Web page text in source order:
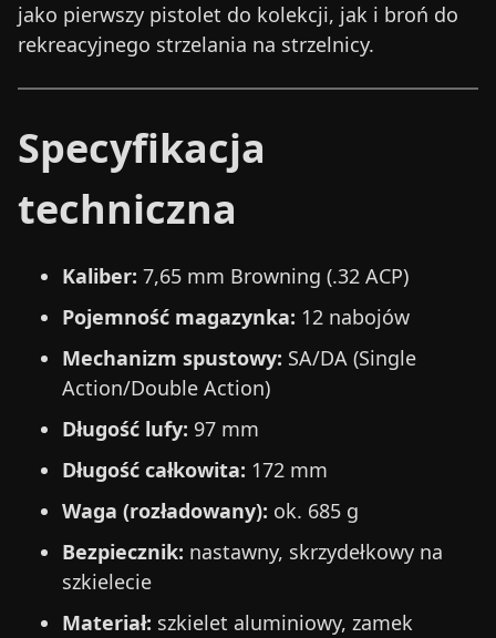
jako pierwszy pistolet do kolekcji, jak i broń do
rekreacyjnego strzelania na strzelnicy.
Specyfikacja
techniczna
Kaliber: 7,65 mm Browning (.32 ACP)
Pojemność magazynka: 12 nabojów
Mechanizm spustowy: SA/DA (Single
Action/Double Action)
Długość lufy: 97 mm
Długość całkowita: 172 mm
Waga (rozładowany): ok. 685 g
Bezpiecznik: nastawny, skrzydełkowy na
szkielecie
Materiał: szkielet aluminiowy, zamek